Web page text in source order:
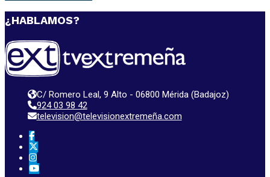
¿HABLAMOS?
C/ Romero Leal, 9 Alto - 06800 Mérida (Badajoz)
924 03 98 42
television@televisionextremeña.com